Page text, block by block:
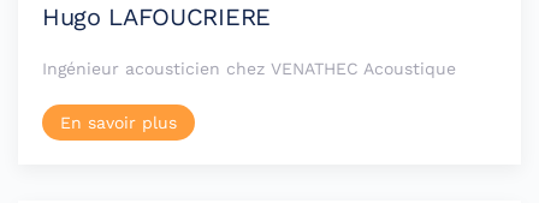
Hugo LAFOUCRIERE
Ingénieur acousticien chez VENATHEC Acoustique
En savoir plus